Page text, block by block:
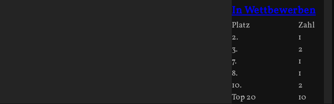
In Wettbewerben
Platz
Zahl
2.
1
3.
2
7.
1
8.
1
10.
2
Top 20
10